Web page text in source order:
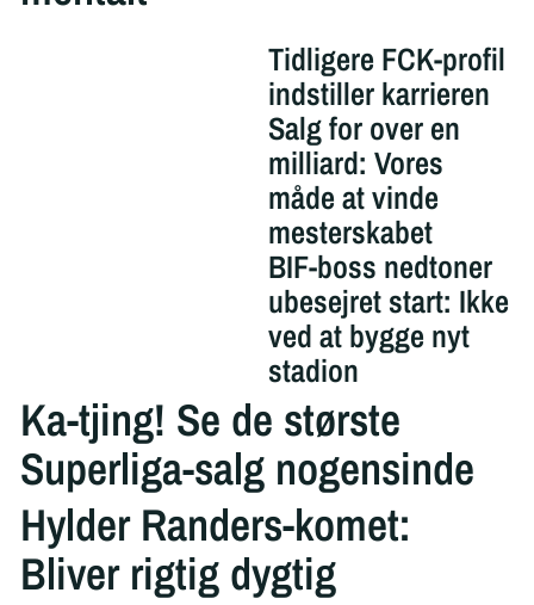
Tidligere FCK-profil
indstiller karrieren
Salg for over en
milliard: Vores
måde at vinde
mesterskabet
BIF-boss nedtoner
ubesejret start: Ikke
ved at bygge nyt
stadion
Ka-tjing! Se de største
Superliga-salg nogensinde
Hylder Randers-komet:
Bliver rigtig dygtig